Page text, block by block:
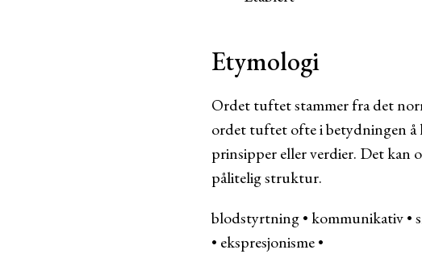
Etymologi
Ordet tuftet stammer fra det
ordet tuftet ofte i betydningen å
prinsipper eller verdier. Det kan
pålitelig struktur.
blodstyrtning•kommunikativ•
• ekspresjonisme•